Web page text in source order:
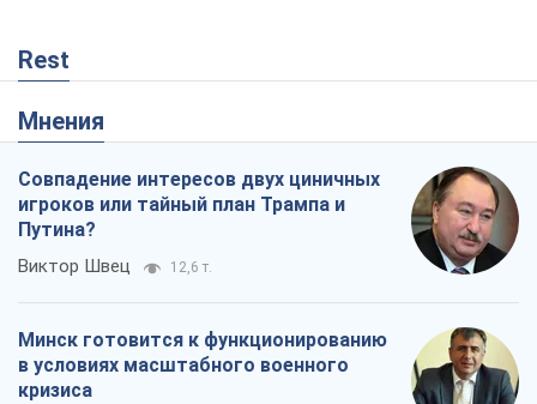
Rest
Мнения
Совпадение интересов двух циничных
игроков или тайный план Трампа и
Путина?
Виктор Швец 12,6 т.
Минск готовится к функционированию
в условиях масштабного военного
кризиса